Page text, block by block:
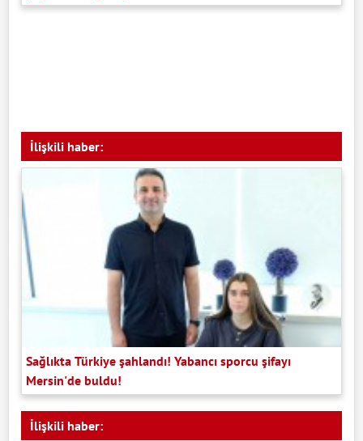
İlişkili haber:
Sağlıkta Türkiye şahlandı! Yabancı sporcu şifayı
Mersin'de buldu!
İlişkili haber: